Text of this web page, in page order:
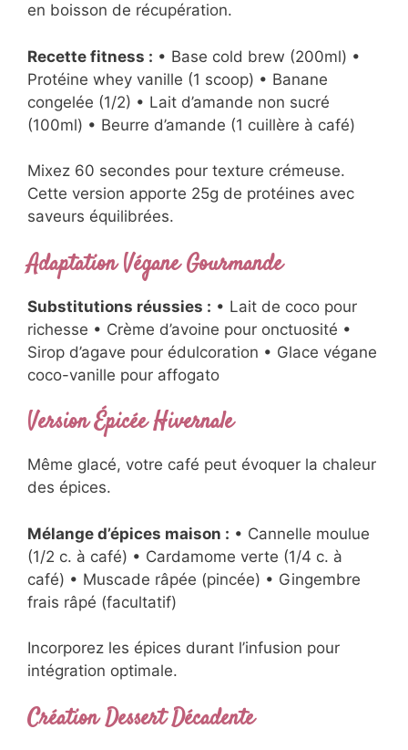
en boisson de récupération.
Recette fitness : • Base cold brew (200ml) •
Protéine whey vanille (1 scoop) • Banane
congelée (1/2) • Lait d’amande non sucré
(100ml) • Beurre d’amande (1 cuillère à café)
Mixez 60 secondes pour texture crémeuse.
Cette version apporte 25g de protéines avec
saveurs équilibrées.
Adaptation Végane Gourmande
Substitutions réussies : • Lait de coco pour
richesse • Crème d’avoine pour onctuosité •
Sirop d’agave pour édulcoration • Glace végane
coco-vanille pour affogato
Version Épicée Hivernale
Même glacé, votre café peut évoquer la chaleur
des épices.
Mélange d’épices maison : • Cannelle moulue
(1/2 c. à café) • Cardamome verte (1/4 c. à
café) • Muscade râpée (pincée) • Gingembre
frais râpé (facultatif)
Incorporez les épices durant l’infusion pour
intégration optimale.
Création Dessert Décadente